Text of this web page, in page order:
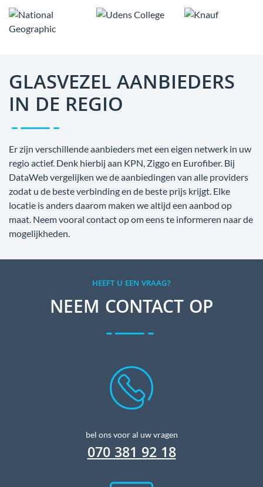
GLASVEZEL AANBIEDERS
IN DE REGIO
Er zijn verschillende aanbieders met een eigen netwerk in uw
regio actief. Denk hierbij aan KPN, Ziggo en Eurofiber. Bij
DataWeb vergelijken we de aanbiedingen van alle providers
zodat u de beste verbinding en de beste prijs krijgt. Elke
locatie is anders daarom maken we altijd een aanbod op
maat. Neem vooral contact op om eens te informeren naar de
mogelijkheden.
HEEFT U EEN VRAAG?
NEEM CONTACT OP
bel ons voor al uw vragen
070 381 92 18